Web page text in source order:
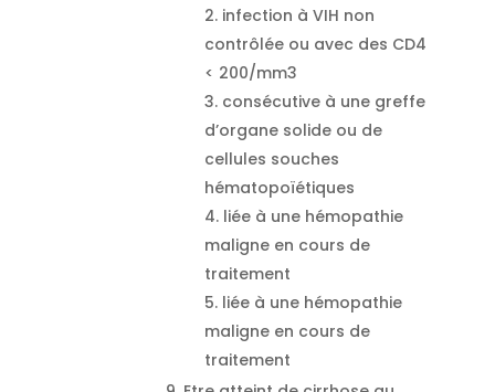
infection à VIH non
contrôlée ou avec des CD4
< 200/mm3
consécutive à une greffe
d’organe solide ou de
cellules souches
hématopoïétiques
liée à une hémopathie
maligne en cours de
traitement
liée à une hémopathie
maligne en cours de
traitement